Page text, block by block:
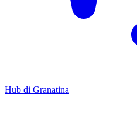
Hub di Granatina